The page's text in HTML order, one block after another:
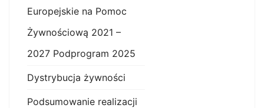
Europejskie na Pomoc
Żywnościową 2021 –
2027 Podprogram 2025
Dystrybucja żywności
Podsumowanie realizacji